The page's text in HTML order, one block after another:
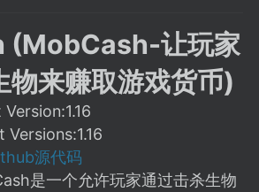
SodaMC
材质
(MobCash-让玩家
物来赚取游戏货币)
源代码
是一个允许玩家通过击杀生物